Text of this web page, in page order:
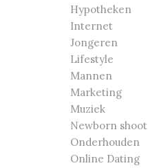
Hypotheken
Internet
Jongeren
Lifestyle
Mannen
Marketing
Muziek
Newborn shoot
Onderhouden
Online Dating